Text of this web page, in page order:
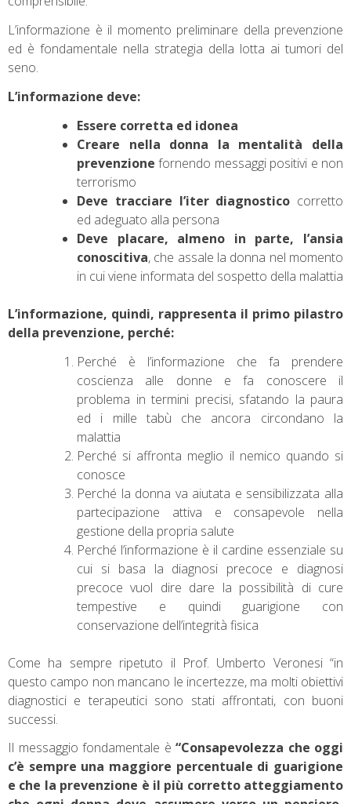
L’informazione è il momento preliminare della prevenzione
ed è fondamentale nella strategia della lotta ai tumori del
seno.
L’informazione deve:
Essere corretta ed idonea
Creare nella donna la mentalità della
prevenzione fornendo messaggi positivi e non
terrorismo
Deve tracciare l’iter diagnostico corretto
ed adeguato alla persona
Deve placare, almeno in parte, l’ansia
conoscitiva, che assale la donna nel momento
in cui viene informata del sospetto della malattia
L’informazione, quindi, rappresenta il primo pilastro
della prevenzione, perché:
Perché è l’informazione che fa prendere
coscienza alle donne e fa conoscere il
problema in termini precisi, sfatando la paura
ed i mille tabù che ancora circondano la
malattia
Perché si affronta meglio il nemico quando si
conosce
Perché la donna va aiutata e sensibilizzata alla
partecipazione attiva e consapevole nella
gestione della propria salute
Perché l’informazione è il cardine essenziale su
cui si basa la diagnosi precoce e diagnosi
precoce vuol dire dare la possibilità di cure
tempestive e quindi guarigione con
conservazione dell’integrità fisica
Come ha sempre ripetuto il Prof. Umberto Veronesi “in
questo campo non mancano le incertezze, ma molti obiettivi
diagnostici e terapeutici sono stati affrontati, con buoni
successi.
Il messaggio fondamentale è “Consapevolezza che oggi
c’è sempre una maggiore percentuale di guarigione
e che la prevenzione è il più corretto atteggiamento